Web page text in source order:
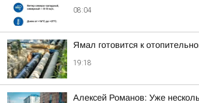
08:04
Ямал готовится к
19:18
Алексей Романов: Уже